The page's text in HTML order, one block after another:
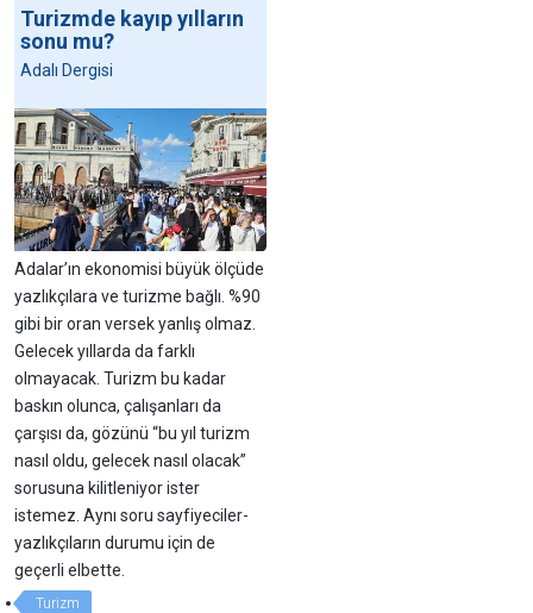
Turizmde kayıp yılların
sonu mu?
Adalı Dergisi
Adalar’ın ekonomisi büyük ölçüde
yazlıkçılara ve turizme bağlı. %90
gibi bir oran versek yanlış olmaz.
Gelecek yıllarda da farklı
olmayacak. Turizm bu kadar
baskın olunca, çalışanları da
çarşısı da, gözünü “bu yıl turizm
nasıl oldu, gelecek nasıl olacak”
sorusuna kilitleniyor ister
istemez. Aynı soru sayfiyeciler-
yazlıkçıların durumu için de
geçerli elbette.
Turizm